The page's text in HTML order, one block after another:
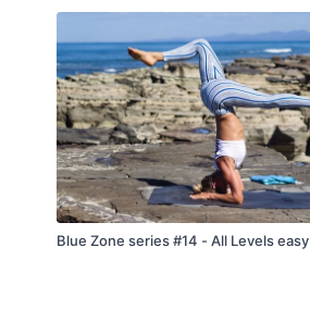
Blue Zone series #14 - All Levels easy